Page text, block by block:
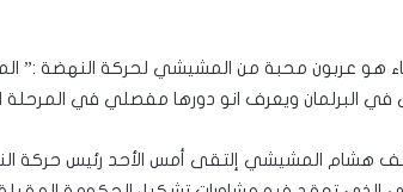
هو عربون محبة من المشيشي لحركة النهضة :”
في البرلمان ويعرف انو دورها مفصلي في المرحلة
هشام المشيشي إلتقى أمس الأحد رئيس حركة